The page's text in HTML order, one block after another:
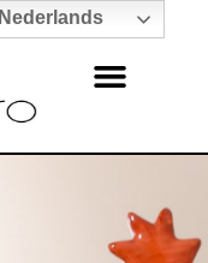
Nederlands